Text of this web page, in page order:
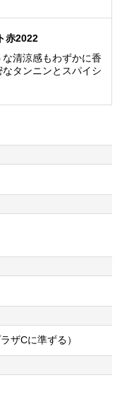
赤2022
清涼感もわずかに香
タンニンとスパイシ
ザCに準ずる）